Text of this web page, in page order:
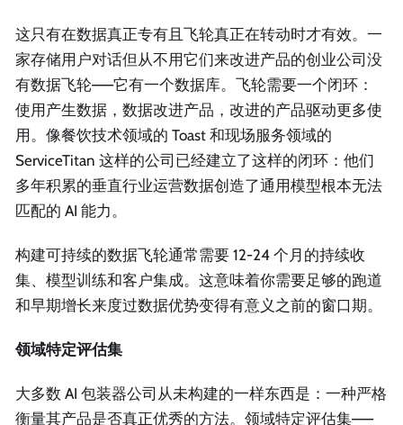
这只有在数据真正专有且飞轮真正在转动时才有效。一
家存储用户对话但从不用它们来改进产品的创业公司没
有数据飞轮——它有一个数据库。飞轮需要一个闭环：
使用产生数据，数据改进产品，改进的产品驱动更多使
用。像餐饮技术领域的 Toast 和现场服务领域的
ServiceTitan 这样的公司已经建立了这样的闭环：他们
多年积累的垂直行业运营数据创造了通用模型根本无法
匹配的 AI 能力。
构建可持续的数据飞轮通常需要 12-24 个月的持续收
集、模型训练和客户集成。这意味着你需要足够的跑道
和早期增长来度过数据优势变得有意义之前的窗口期。
领域特定评估集
大多数 AI 包装器公司从未构建的一样东西是：一种严格
衡量其产品是否真正优秀的方法。领域特定评估集——